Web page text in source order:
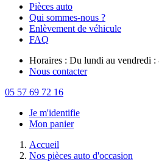
Pièces auto
Qui sommes-nous ?
Enlèvement de véhicule
FAQ
Horaires : Du lundi au vendredi
Nous contacter
05 57 69 72 16
Je m'identifie
Mon panier
Accueil
Nos pièces auto d'occasion